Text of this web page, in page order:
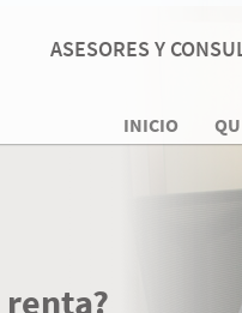
ASESORES Y
INICIO